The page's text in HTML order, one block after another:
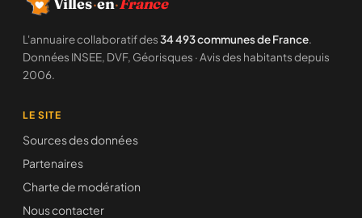
L'annuaire collaboratif des34 493 communes de France.
Données INSEE, DVF, Géorisques · Avis des habitants depuis
2006.
LE SITE
Sources des données
Partenaires
Charte de modération
Nous contacter